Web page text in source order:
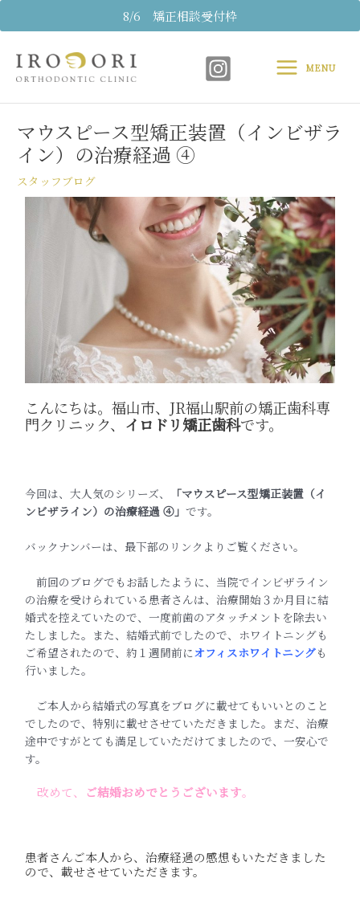
8/6 矯正相談受付枠
容
MenuMENU
マウスピース型矯正装置（インビザラ
イン）の治療経過 ④
スタッフブログ
こんにちは。福山市、JR福山駅前の矯正歯科専
門クリニック、 イロドリ矯正歯科です。
今回は、大人気のシリーズ、
「マウスピース型矯正装置（イ
ンビザライン）の治療経過 ④」です。
バックナンバーは、最下部のリンクよりご覧ください。
前回のブログでもお話したように、当院でインビザライン
の治療を受けられている患者さんは、治療開始３か月目に結
婚式を控えていたので、一度前歯のアタッチメントを除去い
たしました。また、結婚式前でしたので、ホワイトニングも
ご希望されたので、約１週間前にオフィスホワイトニングも
行いました。
ご本人から結婚式の写真をブログに載せてもいいとのこと
でしたので、特別に載せさせていただきました。まだ、治療
途中ですがとても満足していただけてましたので、一安心で
す。
改めて、 ご結婚おめでとうございます。
患者さんご本人から、治療経過の感想もいただきました
ので、載せさせていただきます。